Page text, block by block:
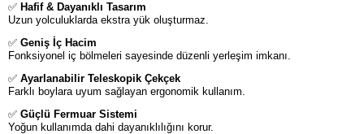
✅ Hafif & Dayanıklı Tasarım
Uzun yolculuklarda ekstra yük oluşturmaz.
✅ Geniş İç Hacim
Fonksiyonel iç bölmeleri sayesinde düzenli yerleşim imkanı.
✅ Ayarlanabilir Teleskopik Çekçek
Farklı boylara uyum sağlayan ergonomik kullanım.
✅ Güçlü Fermuar Sistemi
Yoğun kullanımda dahi dayanıklılığını korur.